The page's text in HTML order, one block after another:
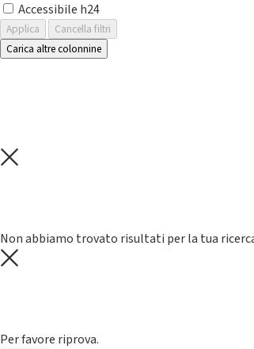
Accessibile h24
Applica
Cancella filtri
Carica altre colonnine
Non abbiamo trovato risultati per la tua
Per favore riprova.